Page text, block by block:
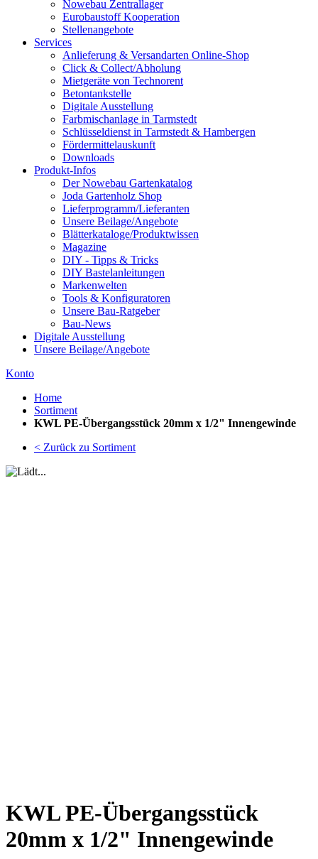
Nowebau Zentrallager
Eurobaustoff Kooperation
Stellenangebote
Services
Anlieferung & Versandarten Online-Shop
Click & Collect/Abholung
Mietgeräte von Technorent
Betontankstelle
Digitale Ausstellung
Farbmischanlage in Tarmstedt
Schlüsseldienst in Tarmstedt & Hambergen
Fördermittelauskunft
Downloads
Produkt-Infos
Der Nowebau Gartenkatalog
Joda Gartenholz Shop
Lieferprogramm/Lieferanten
Unsere Beilage/Angebote
Blätterkataloge/Produktwissen
Magazine
DIY - Tipps & Tricks
DIY Bastelanleitungen
Markenwelten
Tools & Konfiguratoren
Unsere Bau-Ratgeber
Bau-News
Digitale Ausstellung
Unsere Beilage/Angebote
Konto
Home
Sortiment
KWL PE-Übergangsstück 20mm x 1/2" Innengewinde
< Zurück zu Sortiment
KWL PE-Übergangsstück
20mm x 1/2" Innengewinde